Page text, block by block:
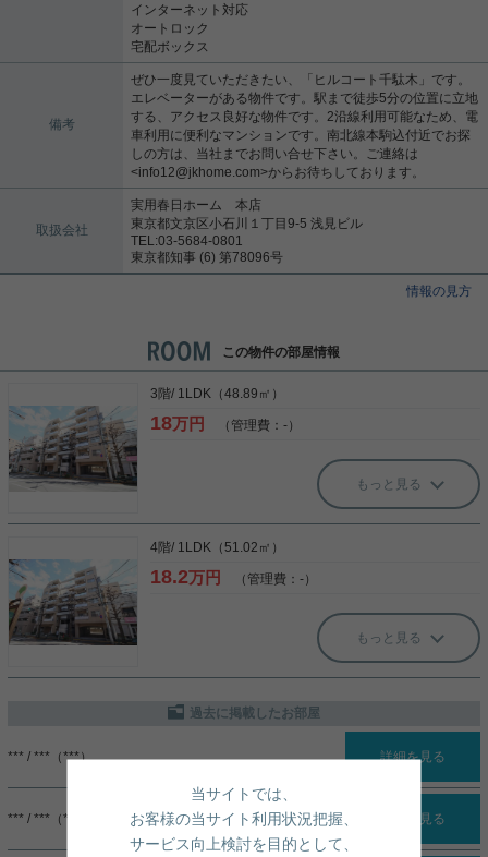
インターネット対応
オートロック
宅配ボックス
備考
ぜひ一度見ていただきたい、「ヒルコート千駄木」です。
エレベーターがある物件です。駅まで徒歩5分の位置に立地
する、アクセス良好な物件です。2沿線利用可能なため、電
車利用に便利なマンションです。南北線本駒込付近でお探
しの方は、当社までお問い合せ下さい。ご連絡は
<info12@jkhome.com>からお待ちしております。
取扱会社
実用春日ホーム 本店
東京都文京区小石川１丁目9-5 浅見ビル
TEL:03-5684-0801
東京都知事 (6) 第78096号
情報の見方
この物件の部屋情報
3階/ 1LDK（48.89㎡）
18万円 （管理費：-）
もっと見る
4階/ 1LDK（51.02㎡）
18.2万円 （管理費：-）
もっと見る
過去に掲載したお部屋
*** / ***（***） 詳細を見る
*** / ***（***） 詳細を見る
当サイトでは、
お客様の当サイト利用状況把握、
サービス向上検討を目的として、